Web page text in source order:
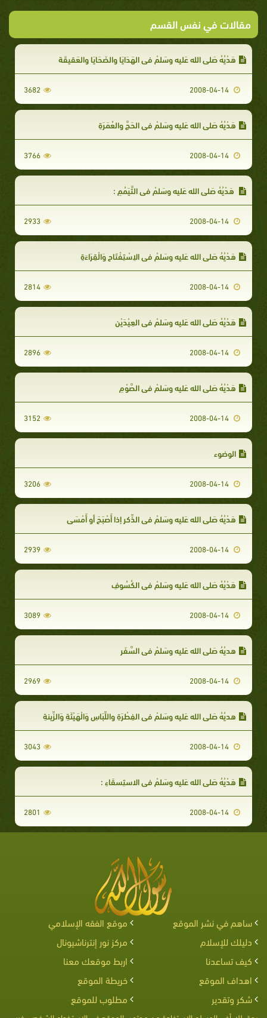
مقالات في نفس القسم
هَدْيُهُ صَلى الله عَليه وسَلمْ في الهَدَايَا والضَحَايَا والعَقيقَة
3682
هَدْيُهُ صَلى الله عَليه وسَلمْ في الحَجَّ والعُمَرَةِ
3766
هَدْيُهُ صَلى الله عَليه وسَلمْ في التَّيَمُمِ :
2933
هَدْيُهُ صَلى الله عَليه وسَلمْ في الاِسْتِفْتَاحِ وَالْقِرَاءَةِ
2814
هَدْيُهُ صَلى الله عَليه وسَلمْ في العِيْدَيْنِ
2896
هَدْيُهُ صَلى الله عَليه وسَلمْ في الصَّوْمِ
3152
الوضوء
3206
هَدْيُهُ صَلى الله عَليه وسَلمْ في الذِّكرِ إِذا أَصْبَحَ أو أَمْسَى
2939
هَدْيُهُ صَلى الله عَليه وسَلمْ في الكُسُوفِ
3089
هديُهُ صَلى الله عَليه وسَلمْ في السَّفَرِ
2969
هديُهُ صَلى الله عَليه وسَلمْ في الفِطْرَةِ واللِّبَاسِ وَالْهَيْئَةِ وَالزِّينةِ
3043
هَدْيُهُ صَلى الله عَليه وسَلمْ في الاستِسقَاءِ :
2801
ساهم في نشر الموقع
موقع الفقه الإسلامي
دليلك للإسلام
مركز نور إنترناشيونال
كيف تساعدنا
اربط موقعك معنا
اهداف الموقع
خريطة الموقع
شكر وتقدير
مطلوب للموقع